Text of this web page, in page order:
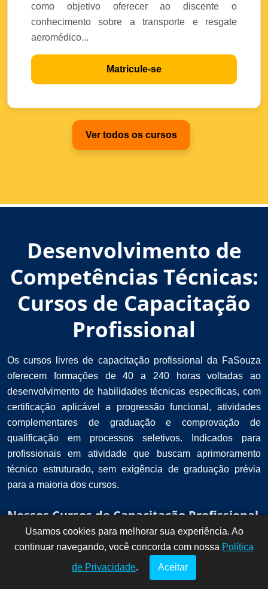
como objetivo oferecer ao discente o
conhecimento sobre a transporte e resgate
aeromédico...
Matricule-se
Ver todos os cursos
Desenvolvimento de
Competências Técnicas:
Cursos de Capacitação
Profissional
Os cursos livres de capacitação profissional da FaSouza
oferecem formações de 40 a 240 horas voltadas ao
desenvolvimento de habilidades técnicas específicas, com
certificação aplicável a progressão funcional, atividades
complementares de graduação e comprovação de
qualificação em processos seletivos. Indicados para
profissionais em atividade que buscam aprimoramento
técnico estruturado, sem exigência de graduação prévia
para a maioria dos cursos.
Nossos Cursos de Capacitação Profissional
!
Dúvidas? Fale
conosco por
aqui!
Usamos cookies para melhorar sua experiência. Ao
continuar navegando, você concorda com nossa Política
de Privacidade. Aceitar